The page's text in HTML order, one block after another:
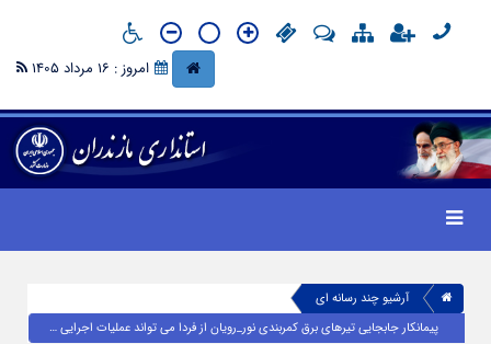
امروز : 16 مرداد 1405
آرشیو چند رسانه ای
پیمانکار جابجایی تیرهای برق کمربندی نور_رویان از فردا می تواند عملیات اجرایی را آغاز نماید